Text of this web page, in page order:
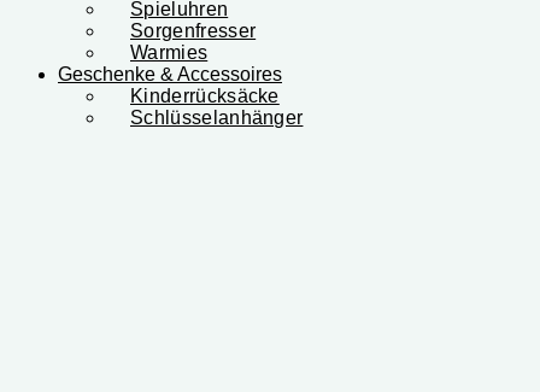
Spieluhren
Sorgenfresser
Warmies
Geschenke & Accessoires
Kinderrücksäcke
Schlüsselanhänger